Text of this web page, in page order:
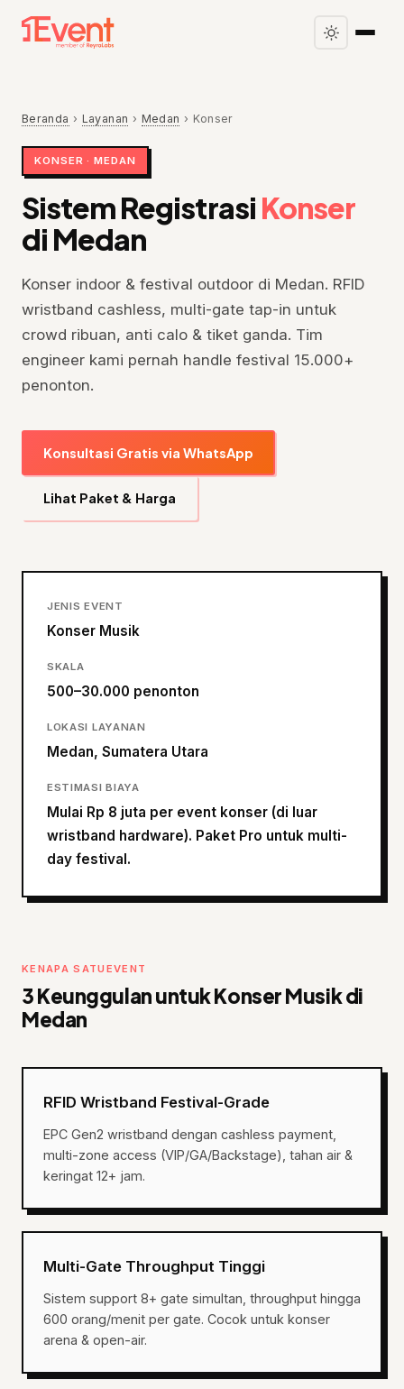
Beranda › Layanan › Medan › Konser
KONSER · MEDAN
Sistem Registrasi Konser
di Medan
Konser indoor & festival outdoor di Medan. RFID
wristband cashless, multi-gate tap-in untuk
crowd ribuan, anti calo & tiket ganda. Tim
engineer kami pernah handle festival 15.000+
penonton.
Konsultasi Gratis via WhatsApp
Lihat Paket & Harga
JENIS EVENT
Konser Musik
SKALA
500–30.000 penonton
LOKASI LAYANAN
Medan, Sumatera Utara
ESTIMASI BIAYA
Mulai Rp 8 juta per event konser (di luar
wristband hardware). Paket Pro untuk multi-
day festival.
KENAPA SATUEVENT
3 Keunggulan untuk Konser Musik di
Medan
RFID Wristband Festival-Grade
EPC Gen2 wristband dengan cashless payment,
multi-zone access (VIP/GA/Backstage), tahan air &
keringat 12+ jam.
Multi-Gate Throughput Tinggi
Sistem support 8+ gate simultan, throughput hingga
600 orang/menit per gate. Cocok untuk konser
arena & open-air.